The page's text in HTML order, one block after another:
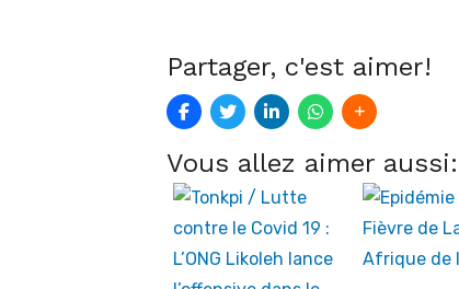
Partager, c'est aimer!
Vous allez aimer aussi: